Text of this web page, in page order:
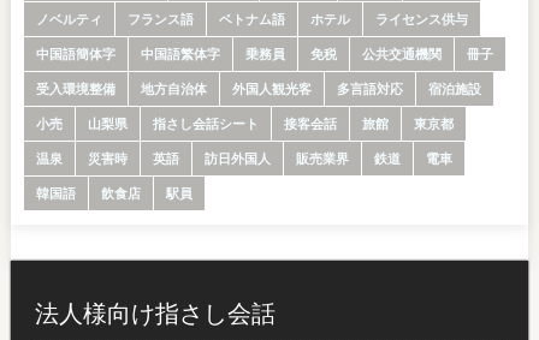
ノベルティ
フランス語 ベトナム語 ホテル
ライセンス供与
中国語簡体字
中国語繁体字 乗務員 免税 公共交通機関
冊子
受入環境整備
地方自治体 外国人観光客 多言語対応
宿泊施設
小売
山梨県 指さし会話シート 接客会話 旅館
東京都
温泉
災害時 英語 訪日外国人 販売業界 鉄道
電車
韓国語
飲食店 駅員
法人様向け指さし会話